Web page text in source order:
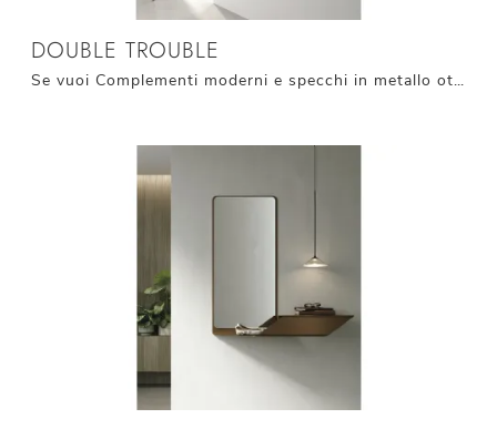
DOUBLE TROUBLE
Se vuoi Complementi moderni e specchi in metallo ottieni informazioni sul modello Double Trouble dell'azienda Target Point.